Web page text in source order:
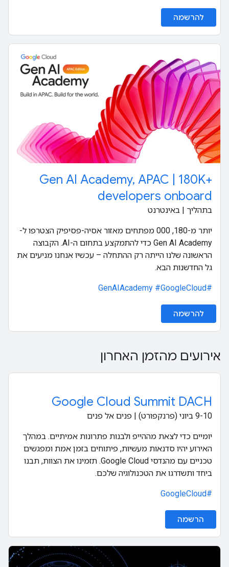
להרשמה
Gen AI Academy, APAC | 180K+
developers onboard
בתהליך | באינטרנט
יותר מ-180, 000 מפתחים מאזור אסיה-פסיפיק הצטרפו ל-
Gen AI Academy כדי להתמקצע בתחום ה-AI. הקבוצה
הראשונה שלנו הייתה רק ההתחלה – עכשיו אנחנו מניעים את
גל החדשנות הבא.
#GenAIAcademy
#GoogleCloud
להרשמה
אירועים מהזמן האחרון
Google Cloud Summit DACH
‫9-10 ביוני (פרנקפורט) | פנים אל פנים
יומיים כדי לצאת מההייפ ולבנות פתרונות אמיתיים. במהלך
האירוע יהיו סדנאות מעשיות, פיתוחים בזמן אמת ומפגשים
טכניים עם מהנדסי Google Cloud. תזמינו את הצוות, תבנו
ביחד ותשדרגו את הטכנולוגיה שלכם.
#GoogleCloud
הרשמה